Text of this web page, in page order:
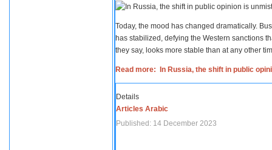
Today, the mood has changed dramatically.
has stabilized, defying the Western sanctions
they say, looks more stable than at any other
Read more: In Russia, the shift in public
Details
Articles Arabic
Published: 14 December 2023